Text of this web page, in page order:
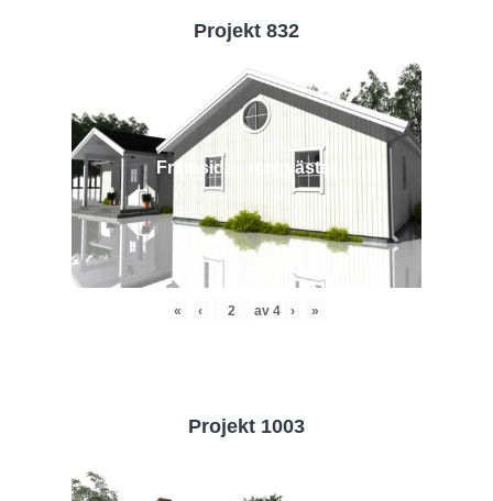
Projekt 832
Framsida - mot väster
« ‹ av 4 › »
Projekt 1003